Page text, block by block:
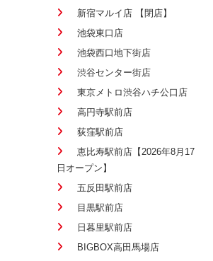
新宿マルイ店 【閉店】
池袋東口店
池袋西口地下街店
渋谷センター街店
東京メトロ渋谷ハチ公口店
高円寺駅前店
荻窪駅前店
恵比寿駅前店【2026年8月17
日オープン】
五反田駅前店
目黒駅前店
日暮里駅前店
BIGBOX高田馬場店